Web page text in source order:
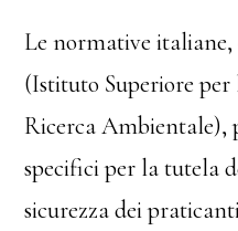
Le normative
(Istituto Superiore per
Ricerca Ambientale),
specifici per la tutela
sicurezza dei